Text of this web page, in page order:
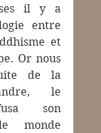
il y a
entre
et
Or nous
de la
le
son
monde